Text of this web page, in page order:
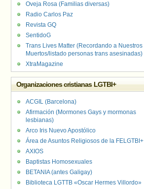
Oveja Rosa (Familias diversas)
Radio Carlos Paz
Revista GQ
SentidoG
Trans Lives Matter (Recordando a Nuestros
Muertos/listado personas trans asesinadas)
XtraMagazine
Organizaciones cristianas LGTBI+
ACGIL (Barcelona)
Afirmación (Mormones Gays y mormonas
lesbianas)
Arco Iris Nuevo Apostólico
Área de Asuntos Religiosos de la FELGTBI+
AXIOS
Baptistas Homosexuales
BETANIA (antes Galigay)
Biblioteca LGTTB «Oscar Hermes Villordo»